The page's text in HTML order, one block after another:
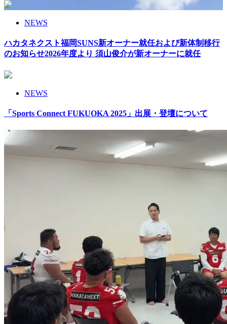
NEWS
ハカタネクスト福岡SUNS新オーナー就任および新体制移行
のお知らせ2026年度より 須山俊介が新オーナーに就任
NEWS
「Sports Connect FUKUOKA 2025」出展・登壇について